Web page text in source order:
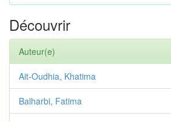
Découvrir
Auteur(e)
Ait-Oudhia, Khatima
Balharbi, Fatima